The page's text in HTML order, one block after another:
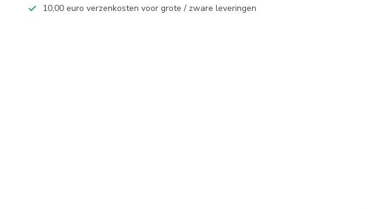
10,00 euro verzenkosten voor grote / zware leveringen